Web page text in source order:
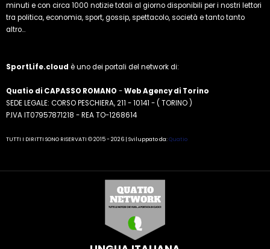
minuti e con circa 1000 notizie totali al giorno disponibili per i nostri lettori
tra politica, economia, sport, gossip, spettacolo, società e tanto tanto
altro...
SportLife.cloud è uno dei portali del network di:
Quatio di CAPASSO ROMANO -Web Agency di Torino
SEDE LEGALE: CORSO PESCHIERA, 211 - 10141 - ( TORINO )
P.IVA IT07957871218 - REA TO-1268614
TUTTI I DIRITTI SONO RISERVATI © 2015 - 2026 | Sviluppato da:Quatio